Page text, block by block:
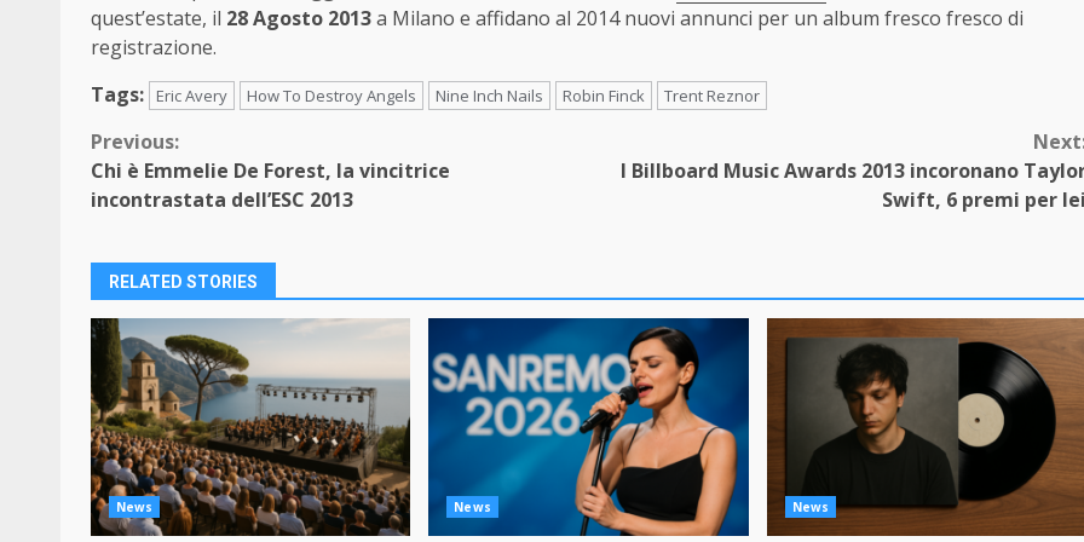
quest’estate, il 28 Agosto 2013a Milano e affidano al 2014 nuovi annunci per un album fresco fresco di
registrazione.
Tags:
Eric Avery How To Destroy Angels Nine Inch Nails Robin Finck Trent Reznor
Continue
Reading
Previous:
Chi è Emmelie De Forest, la vincitrice
incontrastata dell’ESC 2013
I Billboard Music Awards 2013 incoronano
Swift, 6 premi per lei
RELATED STORIES
News News News